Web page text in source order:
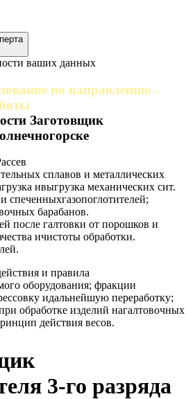
ваших данных
по направлению -
Заготовщик
сплавов и металлических
ивыгрузка механических сит.
спеченныхгазопоглотителей;
барабанов.
после галтовки от порошков и
ичистоты обработки.
и правила
оборудования; фракции
идальнейшую переработку;
обработке изделий нагалтовочных
действия весов.
3-го разряда